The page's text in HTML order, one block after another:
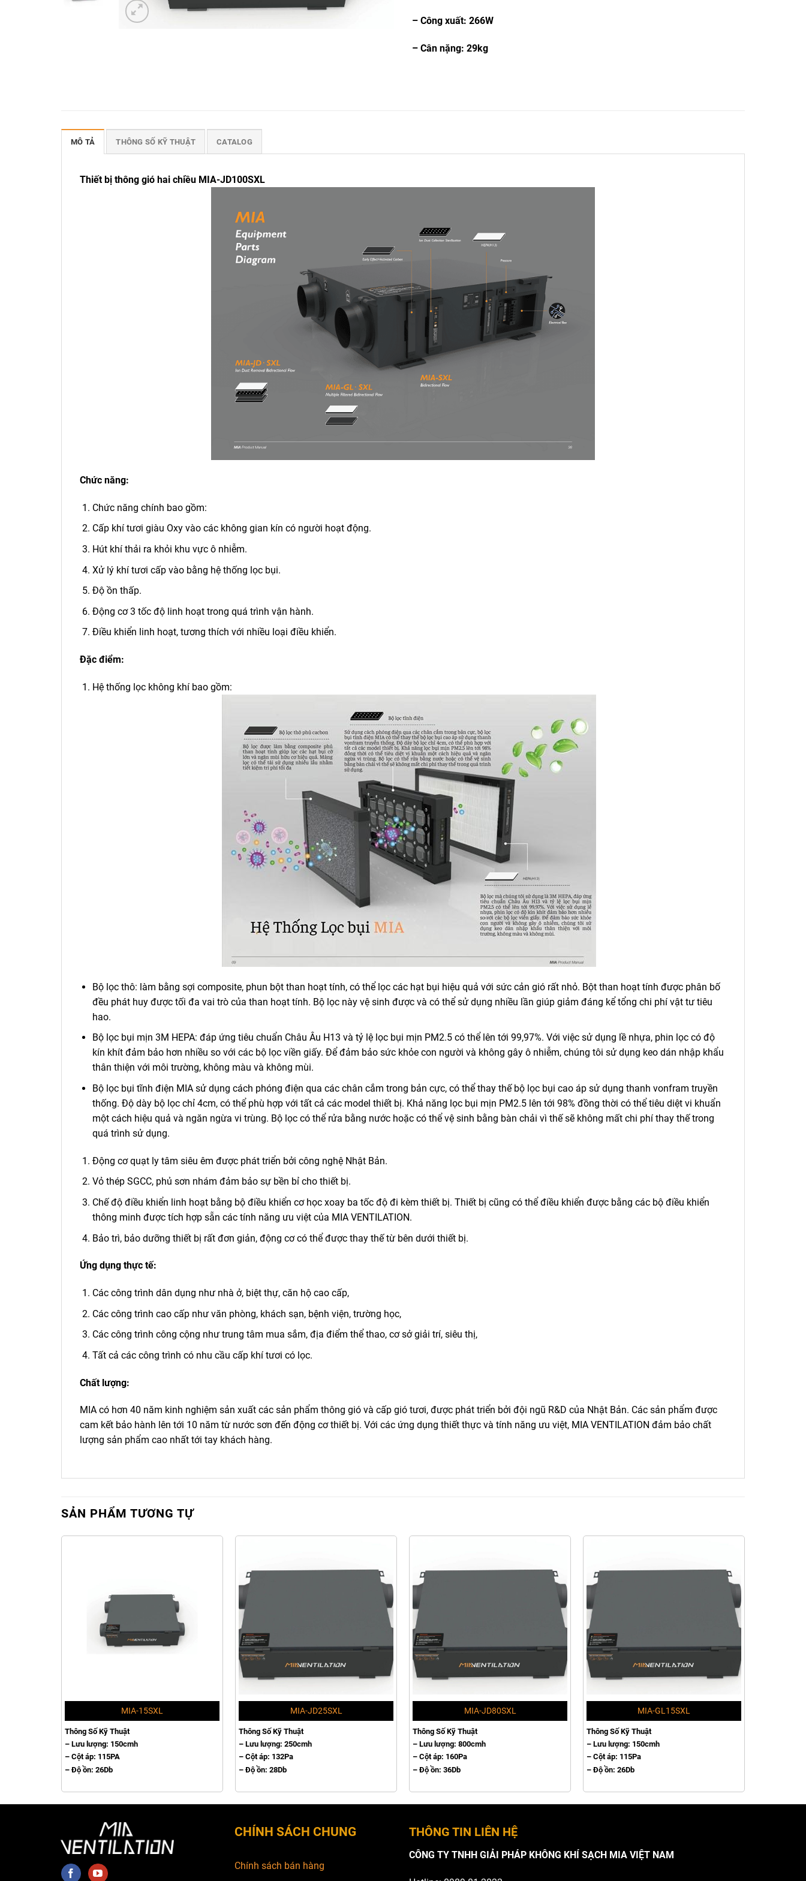
– Công xuất: 266W
– Cân nặng: 29kg
MÔ TẢ THÔNG SỐ KỸ THUẬT CATALOG
Thiết bị thông gió hai chiều MIA-JD100SXL
Chức năng:
Chức năng chính bao gồm:
Cấp khí tươi giàu Oxy vào các không gian kín có người hoạt động.
Hút khí thải ra khỏi khu vực ô nhiễm.
Xử lý khí tươi cấp vào bằng hệ thống lọc bụi.
Độ ồn thấp.
Động cơ 3 tốc độ linh hoạt trong quá trình vận hành.
Điều khiển linh hoạt, tương thích với nhiều loại điều khiển.
Đặc điểm:
Hệ thống lọc không khí bao gồm:
Bộ lọc thô: làm bằng sợi composite, phun bột than hoạt tính, có thể lọc các hạt bụi hiệu quả với sức cản gió rất nhỏ. Bột than hoạt tính được phân bố
đều phát huy được tối đa vai trò của than hoạt tính. Bộ lọc này vệ sinh được và có thể sử dụng nhiều lần giúp giảm đáng kể tổng chi phí vật tư tiêu
hao.
Bộ lọc bụi mịn 3M HEPA: đáp ứng tiêu chuẩn Châu Âu H13 và tỷ lệ lọc bụi mịn PM2.5 có thể lên tới 99,97%. Với việc sử dụng lề nhựa, phin lọc có độ
kín khít đảm bảo hơn nhiều so với các bộ lọc viền giấy. Để đảm bảo sức khỏe con người và không gây ô nhiễm, chúng tôi sử dụng keo dán nhập khẩu
thân thiện với môi trường, không màu và không mùi.
Bộ lọc bụi tĩnh điện MIA sử dụng cách phóng điện qua các chân cắm trong bản cực, có thể thay thế bộ lọc bụi cao áp sử dụng thanh vonfram truyền
thống. Độ dày bộ lọc chỉ 4cm, có thể phù hợp với tất cả các model thiết bị. Khả năng lọc bụi mịn PM2.5 lên tới 98% đồng thời có thể tiêu diệt vi khuẩn
một cách hiệu quả và ngăn ngừa vi trùng. Bộ lọc có thể rửa bằng nước hoặc có thể vệ sinh bằng bàn chải vì thế sẽ không mất chi phí thay thế trong
quá trình sử dụng.
Động cơ quạt ly tâm siêu êm được phát triển bởi công nghệ Nhật Bản.
Vỏ thép SGCC, phủ sơn nhám đảm bảo sự bền bỉ cho thiết bị.
Chế độ điều khiển linh hoạt bằng bộ điều khiển cơ học xoay ba tốc độ đi kèm thiết bị. Thiết bị cũng có thể điều khiển được bằng các bộ điều khiển
thông minh được tích hợp sẵn các tính năng ưu việt của MIA VENTILATION.
Bảo trì, bảo dưỡng thiết bị rất đơn giản, động cơ có thể được thay thế từ bên dưới thiết bị.
Ứng dụng thực tế:
Các công trình dân dụng như nhà ở, biệt thự, căn hộ cao cấp,
Các công trình cao cấp như văn phòng, khách sạn, bệnh viện, trường học,
Các công trình công cộng như trung tâm mua sắm, địa điểm thể thao, cơ sở giải trí, siêu thị,
Tất cả các công trình có nhu cầu cấp khí tươi có lọc.
Chất lượng:
MIA có hơn 40 năm kinh nghiệm sản xuất các sản phẩm thông gió và cấp gió tươi, được phát triển bởi đội ngũ R&D của Nhật Bản. Các sản phẩm được
cam kết bảo hành lên tới 10 năm từ nước sơn đến động cơ thiết bị. Với các ứng dụng thiết thực và tính năng ưu việt, MIA VENTILATION đảm bảo chất
lượng sản phẩm cao nhất tới tay khách hàng.
SẢN PHẨM TƯƠNG TỰ
MIA-15SXL
Thông Số Kỹ Thuật
– Lưu lượng: 150cmh
– Cột áp: 115PA
– Độ ồn: 26Db
MIA-JD25SXL
Thông Số Kỹ Thuật
– Lưu lượng: 250cmh
– Cột áp: 132Pa
– Độ ồn: 28Db
MIA-JD80SXL
Thông Số Kỹ Thuật
– Lưu lượng: 800cmh
– Cột áp: 160Pa
– Độ ồn: 36Db
MIA-GL15SXL
Thông Số Kỹ Thuật
– Lưu lượng: 150cmh
– Cột áp: 115Pa
– Độ ồn: 26Db
CHÍNH SÁCH CHUNG
Chính sách bán hàng
THÔNG TIN LIÊN HỆ
CÔNG TY TNHH GIẢI PHÁP KHÔNG KHÍ SẠCH MIA VIỆT NAM